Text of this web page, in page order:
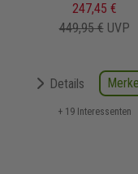
247,45 €
449,95 € UVP
Details
+ 19 Interessenten